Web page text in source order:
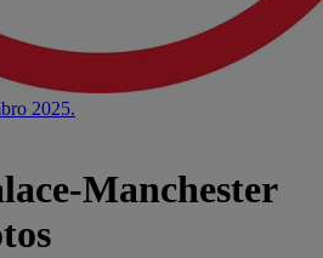
2025.
Manchester